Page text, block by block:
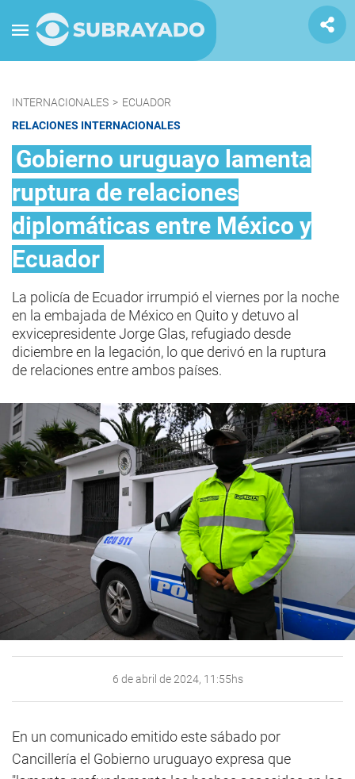
INTERNACIONALES > ECUADOR
RELACIONES INTERNACIONALES
Gobierno uruguayo lamenta
ruptura de relaciones
diplomáticas entre México y
Ecuador
La policía de Ecuador irrumpió el viernes por la noche
en la embajada de México en Quito y detuvo al
exvicepresidente Jorge Glas, refugiado desde
diciembre en la legación, lo que derivó en la ruptura
de relaciones entre ambos países.
6 de abril de 2024, 11:55hs
En un comunicado emitido este sábado por
Cancillería el Gobierno uruguayo expresa que